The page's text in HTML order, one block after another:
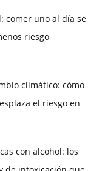
comer uno al día se
riesgo
climático: cómo
el riesgo en
con alcohol: los